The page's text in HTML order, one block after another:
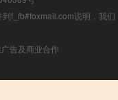
f_fb#foxmail.com说明，我们
告及商业合作